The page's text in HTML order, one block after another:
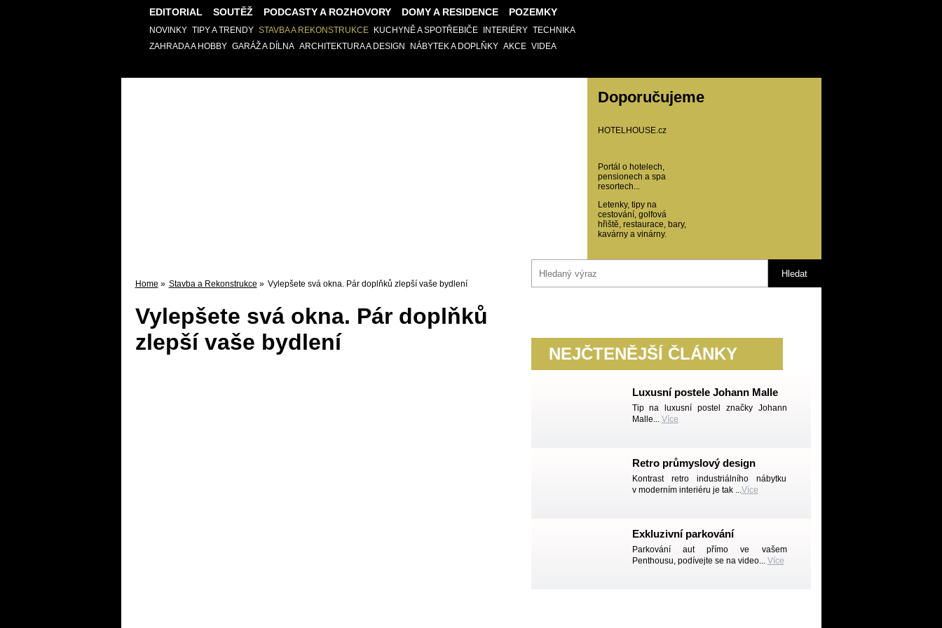
EDITORIAL SOUTĚŽ PODCASTY A ROZHOVORY DOMY A RESIDENCE POZEMKY
NOVINKY TIPY A TRENDY STAVBA A REKONSTRUKCE KUCHYNĚ A SPOTŘEBIČE INTERIÉRY TECHNIKA
ZAHRADA A HOBBY GARÁŽ A DÍLNA ARCHITEKTURA A DESIGN NÁBYTEK A DOPLŇKY AKCE VIDEA
Doporučujeme
HOTELHOUSE.cz
Portál o hotelech,
pensionech a spa
resortech...
Letenky, tipy na
cestování, golfová
hřiště, restaurace, bary,
kavárny a vinárny.
Home » Stavba a Rekonstrukce » Vylepšete svá okna. Pár doplňků zlepší vaše bydlení
Vylepšete svá okna. Pár doplňků
zlepší vaše bydlení
NEJČTENĚJŠÍ ČLÁNKY
Luxusní postele Johann Malle
Tip na luxusní postel značky Johann
Malle... Více
Retro průmyslový design
Kontrast retro industriálního nábytku
v moderním interiéru je tak ...Více
Exkluzivní parkování
Parkování aut přímo ve vašem
Penthousu, podívejte se na video... Více